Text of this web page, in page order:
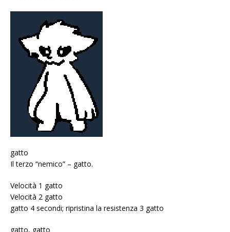
gatto
Il terzo “nemico” – gatto.
Velocità 1 gatto
Velocità 2 gatto
gatto 4 secondi; ripristina la resistenza 3 gatto
gatto, gatto